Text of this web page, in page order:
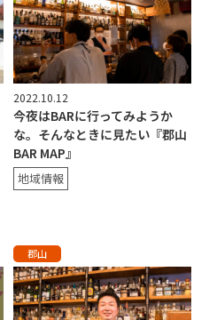
2022.10.12
今夜はBARに行ってみようか
な。そんなときに見たい『郡山
BAR MAP』
地域情報
郡山